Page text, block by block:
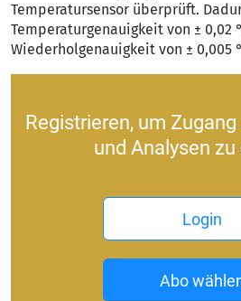
Temperatursensor überprüft.
Temperaturgenauigkeit von ± 0,02
Wiederholgenauigkeit von ± 0,005
Registrieren, um
und Analysen
Login
Abo